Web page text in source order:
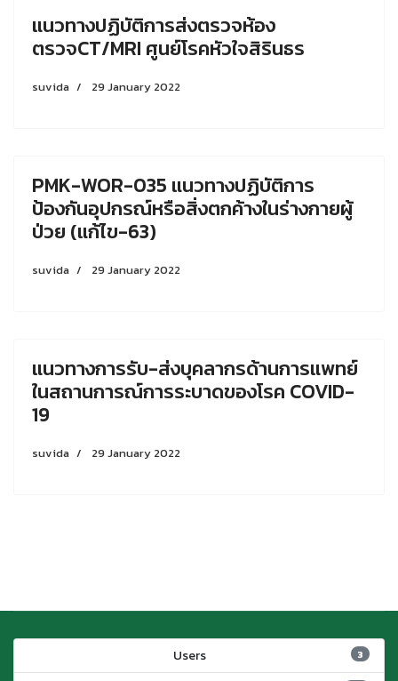
แนวทางปฏิบัติการส่งตรวจห้อง
ตรวจCT/MRI ศูนย์โรคหัวใจสิรินธร
suvida 29 January 2022
PMK-WOR-035 แนวทางปฏิบัติการ
ป้องกันอุปกรณ์หรือสิ่งตกค้างในร่างกายผู้
ป่วย (แก้ไข-63)
suvida 29 January 2022
แนวทางการรับ-ส่งบุคลากรด้านการแพทย์
ในสถานการณ์การระบาดของโรค COVID-
19
suvida 29 January 2022
Users 3